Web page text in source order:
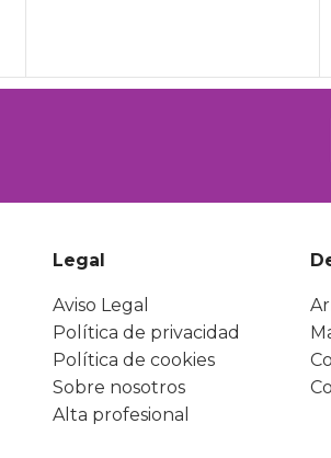
Legal
Aviso Legal
Política de privacidad
Política de cookies
Sobre nosotros
Alta profesional